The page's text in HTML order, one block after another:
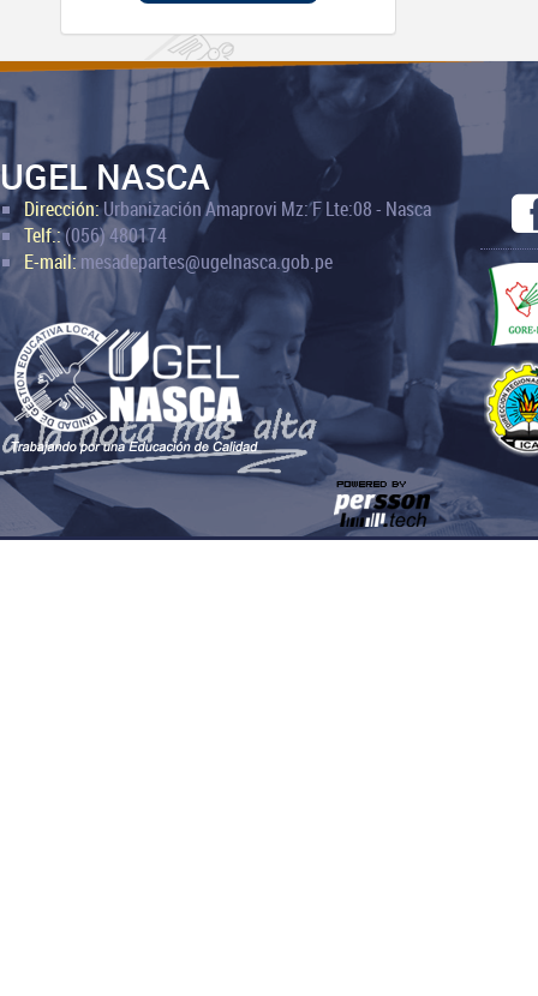
UGEL NASCA
Dirección:Urbanización Amaprovi Mz: F Lte:08 - Nasca
Telf.:(056) 480174
E-mail:mesadepartes@ugelnasca.gob.pe